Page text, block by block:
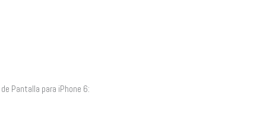
Pantalla para iPhone 6: